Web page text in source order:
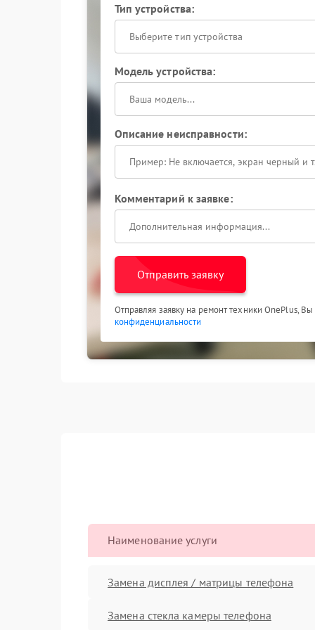
Тип устройства:
Выберите тип устройства
Модель устройства:
Описание неисправности:
Комментарий к заявке:
Отправить заявку
Отправляя заявку на ремонт техники OnePlus,
конфиденциальности
Наименование услуги
Замена дисплея / матрицы телефона
Замена стекла камеры телефона